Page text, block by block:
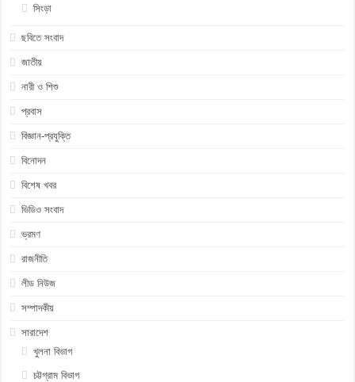
সিংড়া
ছবিতে সংবাদ
জাতীয়
নারী ও শিশু
প্রবাস
বিজ্ঞান-প্রযুক্তি
বিনোদন
বিশেষ খবর
ভিডিও সংবাদ
ভ্রমণ
রাজনীতি
লীড নিউজ
সম্পাদকীয়
সারাদেশ
খুলনা বিভাগ
চট্টগ্রাম বিভাগ